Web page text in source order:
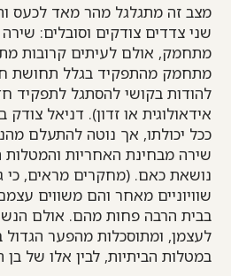
מצב זה מתגלגל מהר מאד לכעס
שני צדדים צודקים וסובלים:
מתחמק, אולם לעיתים קרובות
מתחמק מהתפקיד בגלל תחושת
להודות בקושי להסתגל לתפקיד
אידאולוגית או זדון). דניאל
ככל יכולתו, אך נוטה להתעלם
שירה מבחינת האחריות והמטלות
נושאת כאם. (מחקרים מראים,
שוויוניים מאחר והם משווים
בבית הרבה פחות מהם. אולם
לעצמן, ומתוסכלות מהפער הגדול
במטלות הביתיות, לבין אלו של